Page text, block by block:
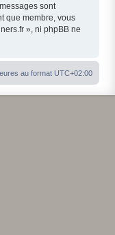
sont
que membre, vous
», ni phpBB ne
au format UTC+02:00